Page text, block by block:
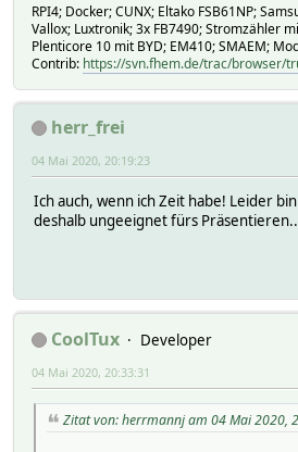
RPI4; Docker; CUNX; Eltako FSB61NP;
Vallox; Luxtronik; 3x FB7490; Stromzähler
Plenticore 10 mit BYD; EM410; SMAEM;
Contrib: https://svn.fhem.de/trac/browser/
herr_frei
04 Mai 2020, 20:19:23
Ich auch, wenn ich Zeit habe! Leider
deshalb ungeeignet fürs
CoolTux
Developer
04 Mai 2020, 20:33:31
Zitat von: herrmannj am 04 Mai 2020,